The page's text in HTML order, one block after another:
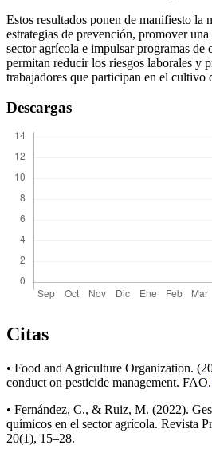
Estos resultados ponen de manifiesto la
estrategias de prevención, promover
sector agrícola e impulsar programas de
permitan reducir los riesgos laborales y
trabajadores que participan en el cultivo
Descargas
Citas
• Food and Agriculture Organization.
conduct on pesticide management. FAO.
• Fernández, C., & Ruiz, M. (2022).
químicos en el sector agrícola. Revista
20(1), 15–28.